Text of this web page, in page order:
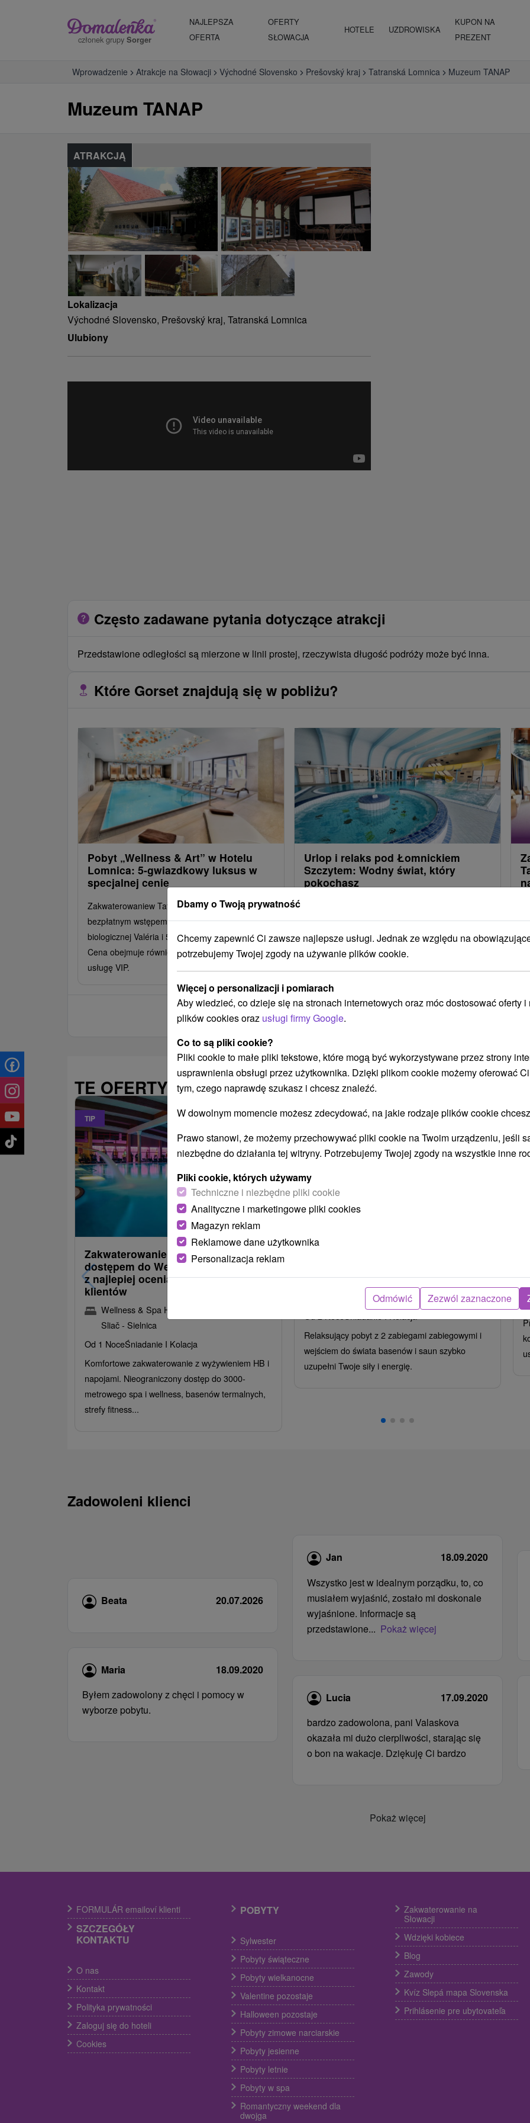
członek grupy Sorger
NAJLEPSZA
OFERTA
OFERTY
SŁOWACJA
HOTELE UZDROWISKA
KUPON NA
PREZENT
Wprowadzenie Atrakcje na Słowacji Východné Slovensko Prešovský kraj Tatranská Lomnica Muzeum TANAP
Muzeum TANAP
ATRAKCJĄ
Lokalizacja
Východné Slovensko, Prešovský kraj, Tatranská Lomnica
Ulubiony
Często zadawane pytania dotyczące atrakcji
Przedstawione odległości są mierzone w linii prostej, rzeczywista długość podróży może być inna.
Które Gorset znajdują się w pobliżu?
Pobyt „Wellness & Art” w Hotelu
Lomnica: 5-gwiazdkowy luksus w
specjalnej cenie
Zakwaterowaniew Tatrach z dwoma posiłkami,
bezpłatnym wstępem do centrum odnowy
biologicznej Valéria i 50-minutowym masażem.
Cena obejmuje również wstęp do galerii, parking i
usługę VIP.
Urlop i relaks pod Łomnickiem
Szczytem: Wodny świat, który
pokochasz
Tatrzańskiej Łomnicy. Nielimitowany wstęp do
centrum AQUA Relax ze zjeżdżalnią wodną.
Bogate animacje w wybranych terminach.
TE OFERTY MOGĄ PAŃSTWO BYĆ TAKŻE
TIP
od486,09zł
/noc/osoba
Zakwaterowanie z obiadokolacją i
dostępem do Wellness i Spa: Jeden
z najlepiej ocenianych hoteli przez
klientów
Wellness & Spa Hotel Kaskady
Sliač - Sielnica
Od 1 NoceŚniadanie I Kolacja
Komfortowe zakwaterowanie z wyżywieniem HB i
napojami. Nieograniczony dostęp do 3000-
metrowego spa i wellness, basenów termalnych,
strefy fitness...
stresu
★★Trenczańskie Teplice
Relaksujący pobyt z 2 zabiegami zabiegowymi i
wejściem do świata basenów i saun szybko
uzupełni Twoje siły i energię.
Zadowoleni klienci
Beata 20.07.2026
Maria
18.09.2020
Byłem zadowolony z chęci i pomocy w
wyborze pobytu.
Jan
18.09.2020
Wszystko jest w idealnym porządku, to, co
musiałem wyjaśnić, zostało mi doskonale
wyjaśnione. Informacje są
przedstawione... Pokaż więcej
Lucia
17.09.2020
bardzo zadowolona, ​​pani Valaskova
okazała mi dużo cierpliwości, starając się
o bon na wakacje. Dziękuję Ci bardzo
Pokaż więcej
FORMULÁR emailoví klienti
SZCZEGÓŁY
KONTAKTU
O nas
Kontakt
Polityka prywatności
Zaloguj się do hoteli
Cookies
POBYTY
Sylwester
Pobyty świąteczne
Pobyty wielkanocne
Valentine pozostaje
Halloween pozostaje
Pobyty zimowe narciarskie
Pobyty jesienne
Pobyty letnie
Pobyty w spa
Romantyczny weekend dla
dwojga
Zakwaterowanie na
Słowacji
Wdzięki kobiece
Blog
Zawody
Kvíz Slepá mapa Slovenska
Prihlásenie pre ubytovateľa
Dbamy o Twoją prywatność
Chcemy zapewnić Ci zawsze najlepsze usługi. Jednak ze względu na
potrzebujemy Twojej zgody na używanie plików cookie.
Więcej o personalizacji i pomiarach
Aby wiedzieć, co dzieje się na stronach internetowych oraz móc dostosować oferty i
plików cookies oraz usługi firmy Google.
Co to są pliki cookie?
Pliki cookie to małe pliki tekstowe, które mogą być wykorzystywane przez strony
usprawnienia obsługi przez użytkownika. Dzięki plikom cookie możemy oferować
tym, czego naprawdę szukasz i chcesz znaleźć.
W dowolnym momencie możesz zdecydować, na jakie rodzaje plików cookie
Prawo stanowi, że możemy przechowywać pliki cookie na Twoim urządzeniu, jeśli
niezbędne do działania tej witryny. Potrzebujemy Twojej zgody na wszystkie inne
Pliki cookie, których używamy
Techniczne i niezbędne pliki cookie
Analityczne i marketingowe pliki cookies
Magazyn reklam
Reklamowe dane użytkownika
Personalizacja reklam
Odmówić Zezwól zaznaczone